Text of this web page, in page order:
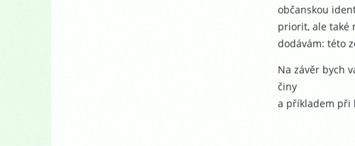
občanskou
priorit, ale také
dodávám: této
Na závěr bych
činy
a příkladem při